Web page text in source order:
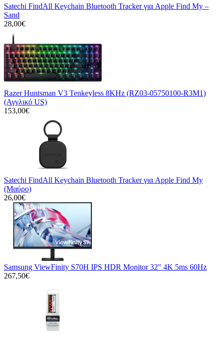
Satechi FindAll Keychain Bluetooth Tracker για Apple Find My –
Sand
28,00€
Razer Huntsman V3 Tenkeyless 8KHz (RZ03-05750100-R3M1)
(Αγγλικό US)
153,00€
Satechi FindAll Keychain Bluetooth Tracker για Apple Find My
(Μαύρο)
26,00€
Samsung ViewFinity S70H IPS HDR Monitor 32" 4K 5ms 60Hz
267,50€